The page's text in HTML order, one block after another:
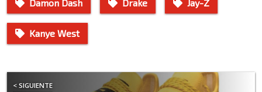
Damon Dash Drake Jay-Z
Kanye West
< SIGUIENTE